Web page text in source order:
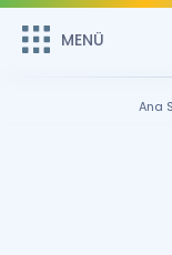
MENÜ
Remzi Hoca ile
MENÜ
Ana